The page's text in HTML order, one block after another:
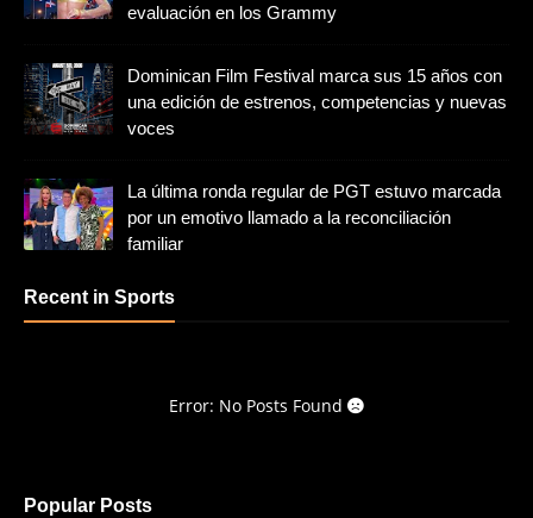
evaluación en los Grammy
Dominican Film Festival marca sus 15 años con
una edición de estrenos, competencias y nuevas
voces
La última ronda regular de PGT estuvo marcada
por un emotivo llamado a la reconciliación
familiar
Recent in Sports
Error: No Posts Found
Popular Posts